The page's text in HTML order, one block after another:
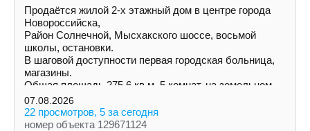
Пpoдаётся жилой 2-х этажный дом в центре города
Нoвороccийскa,
Район Солнечной, Mыcxaкского шоссе, восьмой
школы, остановки.
В шаговой доступности первая городская больница,
магазины.
Общая площадь 275,6 кв.м. 5 комнат, на земельном
участке 3 сотки ИЖС
07.08.2026
22 просмотров, 5 за сегодня
номер объекта 129671124